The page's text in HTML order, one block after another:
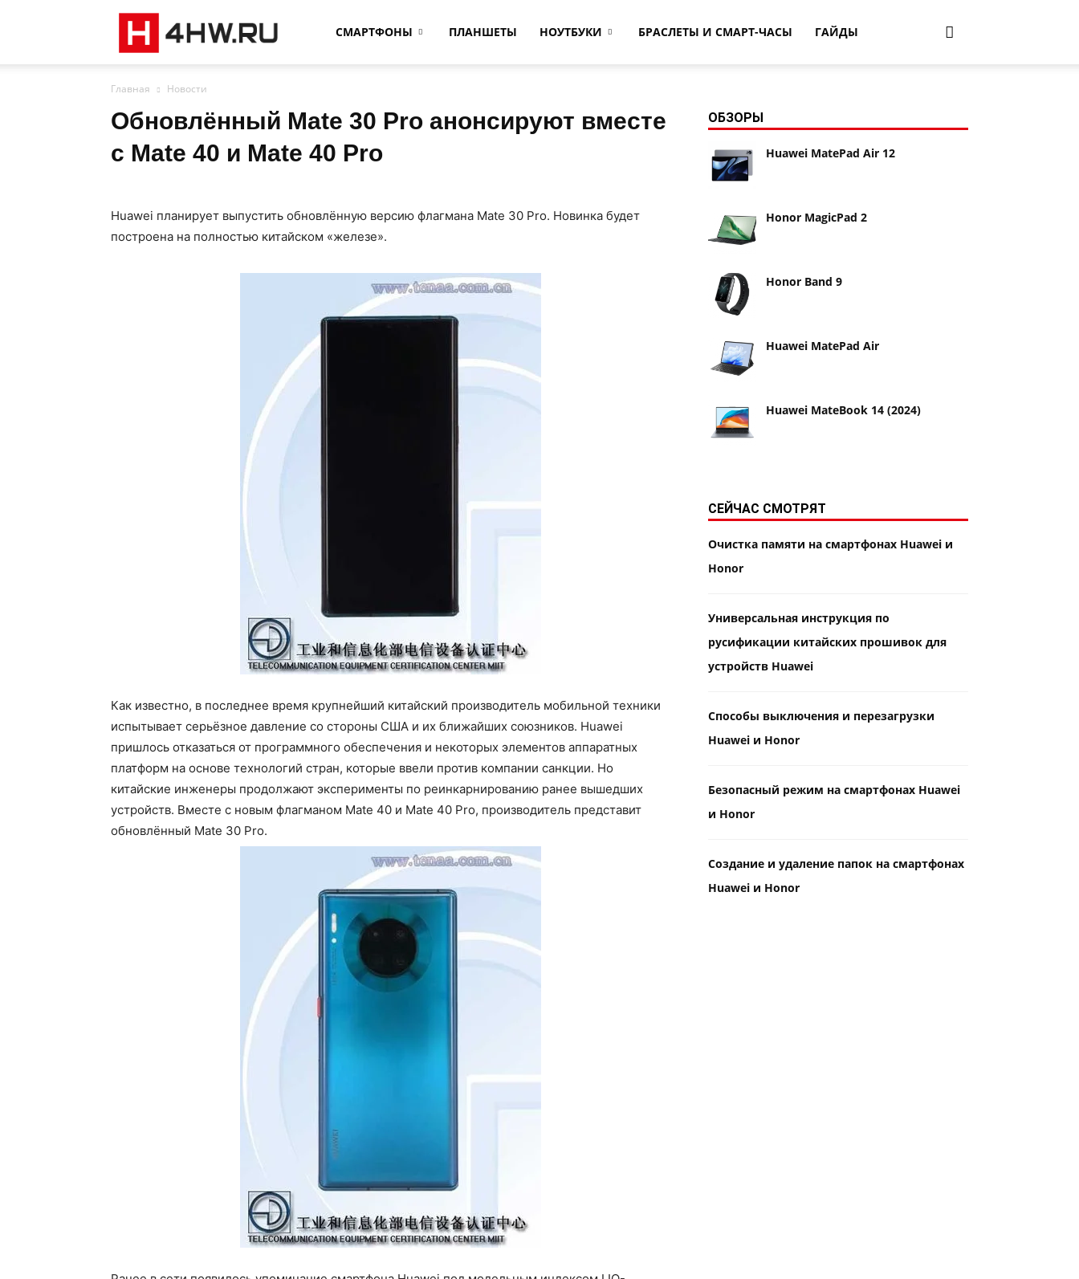
СМАРТФОНЫ ПЛАНШЕТЫ НОУТБУКИ БРАСЛЕТЫ И СМАРТ-ЧАСЫ ГАЙДЫ
Главная Новости
Обновлённый Mate 30 Pro анонсируют вместе
с Mate 40 и Mate 40 Pro
Huawei планирует выпустить обновлённую версию флагмана Mate 30 Pro. Новинка будет
построена на полностью китайском «железе».
Как известно, в последнее время крупнейший китайский производитель мобильной техники
испытывает серьёзное давление со стороны США и их ближайших союзников. Huawei
пришлось отказаться от программного обеспечения и некоторых элементов аппаратных
платформ на основе технологий стран, которые ввели против компании санкции. Но
китайские инженеры продолжают эксперименты по реинкарнированию ранее вышедших
устройств. Вместе с новым флагманом Mate 40 и Mate 40 Pro, производитель представит
обновлённый Mate 30 Pro.
ОБЗОРЫ
Huawei MatePad Air 12
Honor MagicPad 2
Honor Band 9
Huawei MatePad Air
Huawei MateBook 14 (2024)
СЕЙЧАС СМОТРЯТ
Очистка памяти на смартфонах Huawei и
Honor
Универсальная инструкция по
русификации китайских прошивок для
устройств Huawei
Способы выключения и перезагрузки
Huawei и Honor
Безопасный режим на смартфонах Huawei
и Honor
Создание и удаление папок на смартфонах
Huawei и Honor